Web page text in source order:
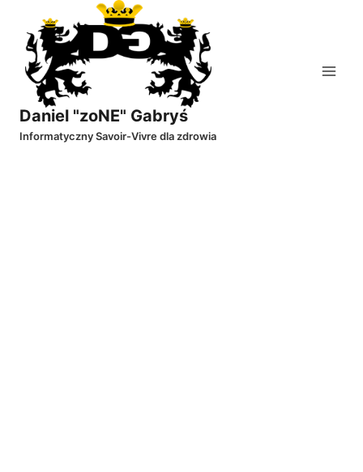
treści
Daniel "zoNE" Gabryś
Informatyczny Savoir-Vivre dla zdrowia